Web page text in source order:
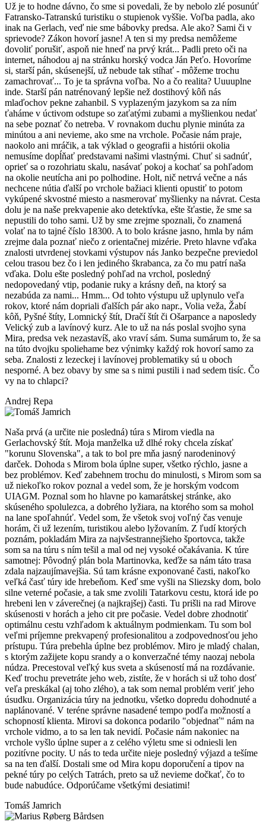
Už je to hodne dávno, čo sme si povedali, že by nebolo zlé posunúť
Fatransko-Tatranskú turistiku o stupienok vyššie. Voľba padla, ako
inak na Gerlach, veď nie sme bábovky predsa. Ale ako? Sami či v
sprievode? Zákon hovorí jasne! A ten si my predsa nemôžeme
dovoliť porušiť, aspoň nie hneď na prvý krát... Padli preto oči na
internet, náhodou aj na stránku horský vodca Ján Peťo. Hovoríme
si, starší pán, skúsenejší, už nebude tak stíhať - môžeme trochu
zamachrovať... To je ta správna voľba. No a čo realita? Uuuuplne
inde. Starší pán natrénovaný lepšie než dostihový kôň nás
mlaďochov pekne zahanbil. S vyplazeným jazykom sa za ním
ťaháme v úctivom odstupe so zaťatými zubami a myšlienkou nedať
na sebe poznať čo netreba. V rovnakom duchu plynie minúta za
minútou a ani nevieme, ako sme na vrchole. Počasie nám praje,
naokolo ani mráčik, a tak výklad o geografii a histórii okolia
nemusíme dopĺňať predstavami našimi vlastnými. Chuť si sadnúť,
oprieť sa o rozohriatu skalu, nasávať pokoj a kochať sa pohľadom
na okolie neutícha ani po polhodine. Holt, nič netrvá večne a nás
nechcene nútia ďalší po vrchole bažiaci klienti opustiť to potom
vykúpené skvostné miesto a nasmerovať myšlienky na návrat. Cesta
dolu je na naše prekvapenie ako detektívka, ešte šťastie, že sme sa
nepustili do toho sami. Už by sme zrejme spoznali, čo znamená
volať na to tajné číslo 18300. A to bolo krásne jasno, hmla by nám
zrejme dala poznať niečo z orientačnej mizérie. Preto hlavne vďaka
znalosti utvrdenej stovkami výstupov nás Janko bezpečne previedol
celou trasou bez čo i len jediného škrabanca, za čo mu patrí naša
vďaka. Dolu ešte posledný pohľad na vrchol, posledný
nedopovedaný vtip, podanie ruky a krásny deň, na ktorý sa
nezabúda za nami... Hmm... Od tohto výstupu už uplynulo veľa
rokov, ktoré nám dopriali ďalších pár ako napr., Volia veža, Žabí
kôň, Pyšné štíty, Lomnický štít, Dračí štít či Ošarpance a naposledy
Velický zub a lavínový kurz. Ale to už na nás poslal svojho syna
Mira, predsa vek nezastavíš, ako vraví sám. Suma sumárum to, že sa
na túto dvojku spoliehame bez výnimky každý rok hovorí samo za
seba. Znalosti z lezeckej i lavínovej problematiky sú u oboch
nesporné. A bez obavy by sme sa s nimi pustili i nad sedem tisíc. Čo
vy na to chlapci?
Andrej Repa
Naša prvá (a určite nie posledná) túra s Mirom viedla na
Gerlachovský štít. Moja manželka už dlhé roky chcela získať
"korunu Slovenska", a tak to bol pre mňa jasný narodeninový
darček. Dohoda s Mirom bola úplne super, všetko rýchlo, jasne a
bez problémov. Keď zabehnem trochu do minulosti, s Mirom som sa
už niekoľko rokov poznal a vedel som, že je horským vodcom
UIAGM. Poznal som ho hlavne po kamarátskej stránke, ako
skúseného spolulezca, a dobrého lyžiara, na ktorého som sa mohol
na lane spoľahnúť. Vedel som, že všetok svoj voľný čas venuje
horám, či už lezením, turistikou alebo lyžovaním. Z ľudí ktorých
poznám, pokladám Mira za najvšestrannejšieho športovca, takže
som sa na túru s ním tešil a mal od nej vysoké očakávania. K túre
samotnej: Pôvodný plán bola Martinovka, keďže sa nám táto trasa
zdala najzaujímavejšia. Sú tam krásne exponované časti, nakoľko
veľká časť túry ide hrebeňom. Keď sme vyšli na Sliezsky dom, bolo
silne veterné počasie, a tak sme zvolili Tatarkovu cestu, ktorá ide po
hrebeni len v záverečnej (a najkrajšej) časti. Tu prišli na rad Mirove
skúsenosti v horách a jeho cit pre počasie. Vedel dobre zhodnotiť
optimálnu cestu vzhľadom k aktuálnym podmienkam. Tu som bol
veľmi príjemne prekvapený profesionalitou a zodpovednosťou jeho
prístupu. Túra prebehla úplne bez problémov. Miro je mladý chalan,
s ktorým zažijete kopu srandy a o konverzačné témy naozaj nebola
núdza. Precestoval veľký kus sveta a skúseností má na rozdávanie.
Keď trochu prevetráte jeho web, zistíte, že v horách si už toho dosť
veľa preskákal (aj toho zlého), a tak som nemal problém veriť jeho
úsudku. Organizácia túry na jednotku, všetko dopredu dohodnuté a
naplánované. V teréne správne nasadené tempo podľa možností a
schopností klienta. Mirovi sa dokonca podarilo "objednať" nám na
vrchole vidmo, a to sa len tak nevidí. Počasie nám nakoniec na
vrchole vyšlo úplne super a z celého výletu sme si odniesli len
pozitívne pocity. U nás to teda určite nieje posledný výjazd a tešíme
sa na ten ďalší. Dostali sme od Mira kopu doporučení a tipov na
pekné túry po celých Tatrách, preto sa už nevieme dočkať, čo to
bude nabudúce. Odporúčame všetkými desiatimi!
Tomáš Jamrich